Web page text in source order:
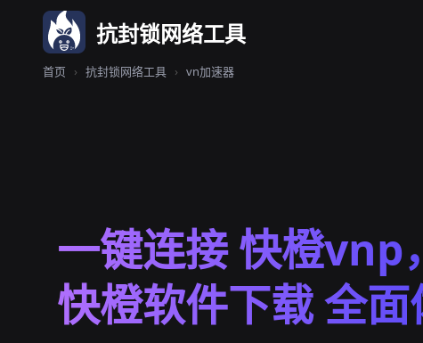
抗封锁网络工具
首页 › 抗封锁网络工具 › vn加速器
一键连接 快橙vnp
快橙软件下载 全面